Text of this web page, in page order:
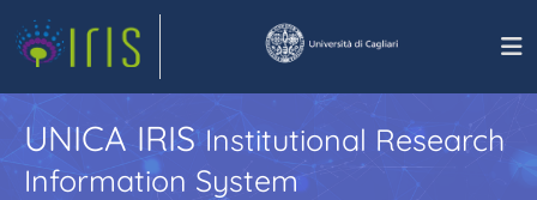
UNICA IRISInstitutional Research
Information System